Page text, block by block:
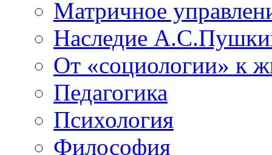
Матричное
Наследие
От «социологии» к
Педагогика
Психология
Философия